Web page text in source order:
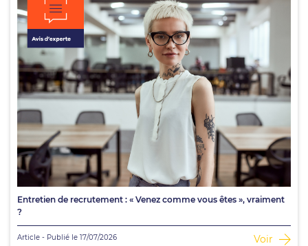
Entretien de recrutement : « Venez comme vous êtes », vraiment
?
Article - Publié le 17/07/2026 Voir